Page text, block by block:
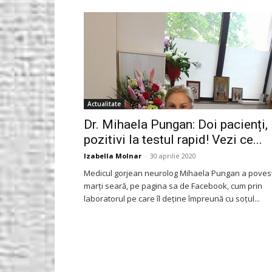
Gorjeanul.ro
Actualitate
Dr. Mihaela Pungan: Doi pacienți,
pozitivi la testul rapid! Vezi ce...
Izabella Molnar - 30 aprilie 2020
Medicul gorjean neurolog Mihaela Pungan a
marți seară, pe pagina sa de Facebook, cum prin
laboratorul pe care îl deține împreună cu soțul...